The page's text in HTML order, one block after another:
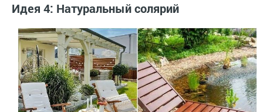
Идея 4: Натуральный солярий